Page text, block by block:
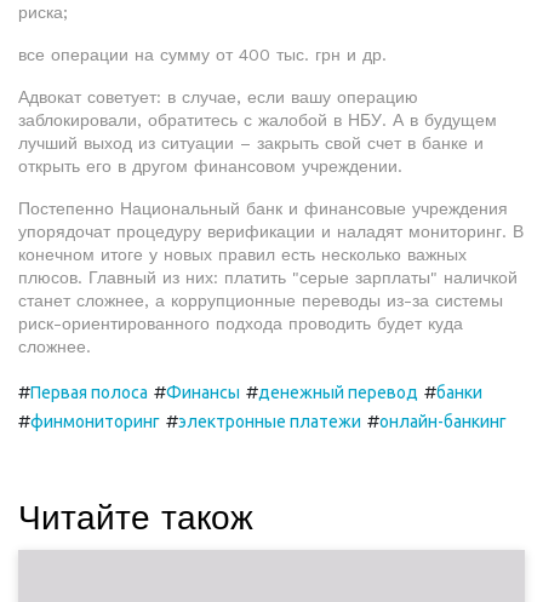
риска;
все операции на сумму от 400 тыс. грн и др.
Адвокат советует: в случае, если вашу операцию
заблокировали, обратитесь с жалобой в НБУ. А в будущем
лучший выход из ситуации – закрыть свой счет в банке и
открыть его в другом финансовом учреждении.
Постепенно Национальный банк и финансовые учреждения
упорядочат процедуру верификации и наладят мониторинг. В
конечном итоге у новых правил есть несколько важных
плюсов. Главный из них: платить "серые зарплаты" наличкой
станет сложнее, а коррупционные переводы из-за системы
риск-ориентированного подхода проводить будет куда
сложнее.
#Первая полоса #Финансы #денежный перевод #банки
#финмониторинг #электронные платежи #онлайн-банкинг
Читайте також